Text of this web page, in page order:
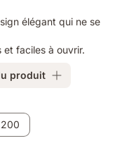
élégant qui ne se
faciles à ouvrir.
produit